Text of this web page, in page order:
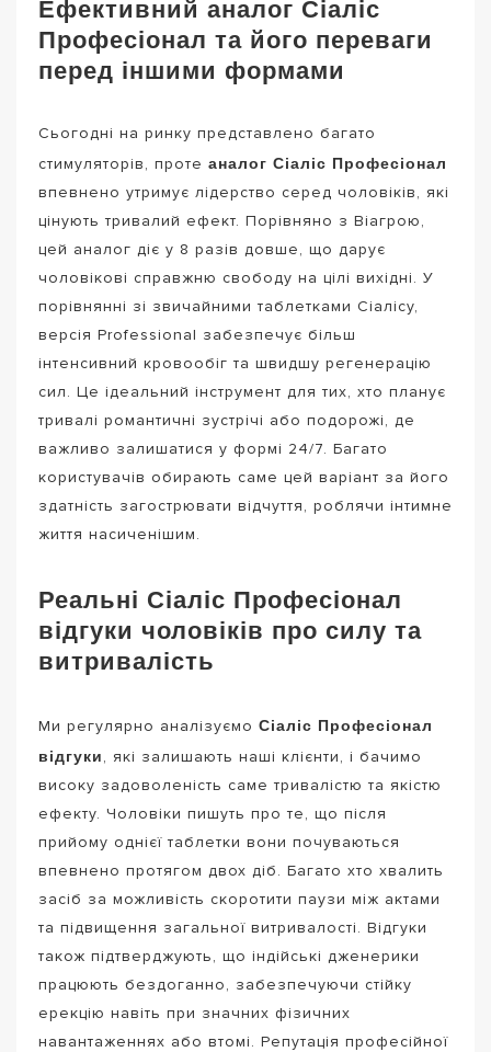
Ефективний аналог Сіаліс
Професіонал та його переваги
перед іншими формами
Сьогодні на ринку представлено багато
стимуляторів, проте аналог Сіаліс Професіонал
впевнено утримує лідерство серед чоловіків, які
цінують тривалий ефект. Порівняно з Віагрою,
цей аналог діє у 8 разів довше, що дарує
чоловікові справжню свободу на цілі вихідні. У
порівнянні зі звичайними таблетками Сіалісу,
версія Professional забезпечує більш
інтенсивний кровообіг та швидшу регенерацію
сил. Це ідеальний інструмент для тих, хто планує
тривалі романтичні зустрічі або подорожі, де
важливо залишатися у формі 24/7. Багато
користувачів обирають саме цей варіант за його
здатність загострювати відчуття, роблячи інтимне
життя насиченішим.
Реальні Сіаліс Професіонал
відгуки чоловіків про силу та
витривалість
Ми регулярно аналізуємо Сіаліс Професіонал
відгуки, які залишають наші клієнти, і бачимо
високу задоволеність саме тривалістю та якістю
ефекту. Чоловіки пишуть про те, що після
прийому однієї таблетки вони почуваються
впевнено протягом двох діб. Багато хто хвалить
засіб за можливість скоротити паузи між актами
та підвищення загальної витривалості. Відгуки
також підтверджують, що індійські дженерики
працюють бездоганно, забезпечуючи стійку
ерекцію навіть при значних фізичних
навантаженнях або втомі. Репутація професійної